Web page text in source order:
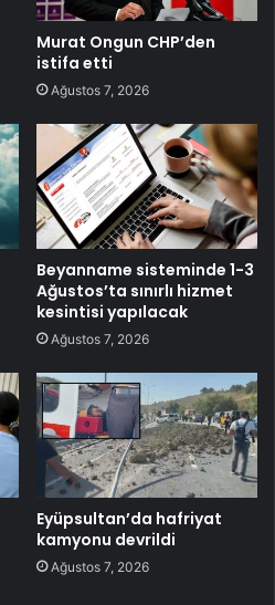
Murat Ongun CHP’den
istifa etti
Ağustos 7, 2026
Beyanname sisteminde 1-3
Ağustos’ta sınırlı hizmet
kesintisi yapılacak
Ağustos 7, 2026
Eyüpsultan’da hafriyat
kamyonu devrildi
Ağustos 7, 2026